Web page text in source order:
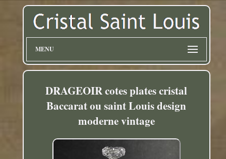
MENU
DRAGEOIR cotes plates cristal
Baccarat ou saint Louis design
moderne vintage